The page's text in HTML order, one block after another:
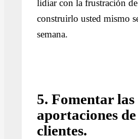
lidiar con la frustración
construirlo usted mismo
semana.
5. Fomentar las
aportaciones
clientes.